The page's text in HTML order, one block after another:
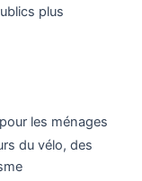
plus
les ménages
du vélo, des